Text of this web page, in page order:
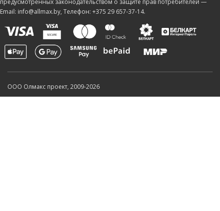
Email: info@allmax.by, Телефон: +375 29 657-37-14.
ООО Олмакс проект, 2009-2026